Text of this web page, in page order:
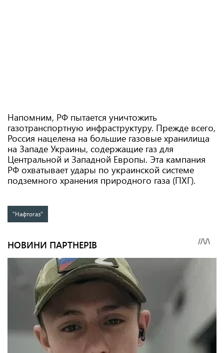
Напомним, РФ пытается уничтожить
газотранспортную инфраструктуру. Прежде всего,
Россия нацелена на большие газовые хранилища
на Западе Украины, содержащие газ для
Центральной и Западной Европы. Эта кампания
РФ охватывает удары по украинской системе
подземного хранения природного газа (ПХГ).
"Нафтогаз"